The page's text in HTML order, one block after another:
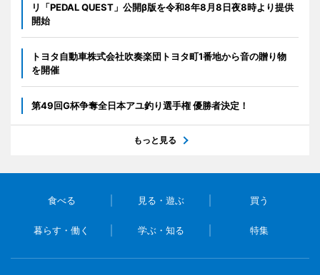
リ「PEDAL QUEST」公開β版を令和8年8月8日夜8時より提供
開始
トヨタ自動車株式会社吹奏楽団トヨタ町1番地から音の贈り物
を開催
第49回G杯争奪全日本アユ釣り選手権 優勝者決定！
もっと見る
食べる 見る・遊ぶ 買う
暮らす・働く 学ぶ・知る 特集